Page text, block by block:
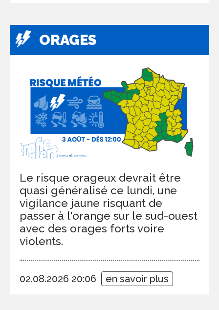
ORAGES
Le risque orageux devrait être
quasi généralisé ce lundi, une
vigilance jaune risquant de
passer à l'orange sur le sud-ouest
avec des orages forts voire
violents.
02.08.2026 20:06 en savoir plus